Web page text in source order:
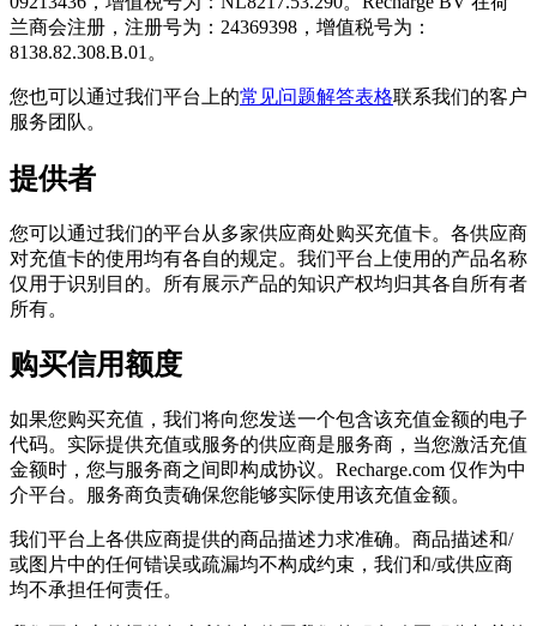
兰商会注册，注册号为：24369398，增值税号为：
8138.82.308.B.01。
您也可以通过我们平台上的常见问题解答表格联系我们的客户
服务团队。
提供者
您可以通过我们的平台从多家供应商处购买充值卡。各供应商
对充值卡的使用均有各自的规定。我们平台上使用的产品名称
仅用于识别目的。所有展示产品的知识产权均归其各自所有者
所有。
购买信用额度
如果您购买充值，我们将向您发送一个包含该充值金额的电子
代码。实际提供充值或服务的供应商是服务商，当您激活充值
金额时，您与服务商之间即构成协议。Recharge.com 仅作为中
介平台。服务商负责确保您能够实际使用该充值金额。
我们平台上各供应商提供的商品描述力求准确。商品描述和/
或图片中的任何错误或疏漏均不构成约束，我们和/或供应商
均不承担任何责任。